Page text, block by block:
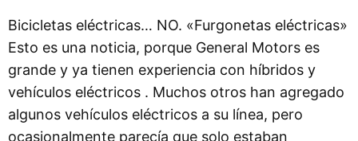
Bicicletas eléctricas… NO. «Furgonetas eléctricas»
Esto es una noticia, porque General Motors es
grande y ya tienen experiencia con híbridos y
vehículos eléctricos . Muchos otros han agregado
algunos vehículos eléctricos a su línea, pero
ocasionalmente parecía que solo estaban